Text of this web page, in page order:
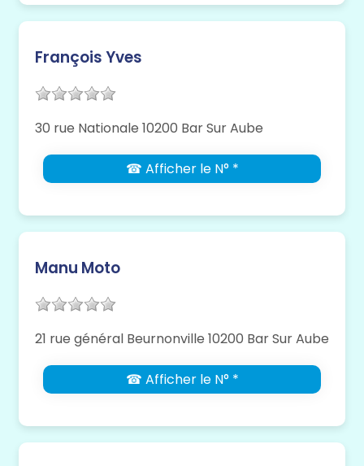
François Yves
30 rue Nationale 10200 Bar Sur Aube
☎ Afficher le N° *
Manu Moto
21 rue général Beurnonville 10200 Bar Sur Aube
☎ Afficher le N° *